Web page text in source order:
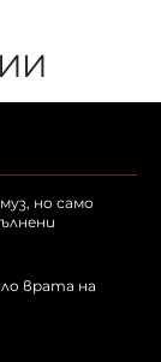
но само
врата на